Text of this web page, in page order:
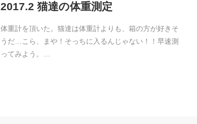
2017.2 猫達の体重測定
体重計を頂いた。猫達は体重計よりも、箱の方が好きそ
うだ…こら、まや！そっちに入るんじゃない！！早速測
ってみよう。…